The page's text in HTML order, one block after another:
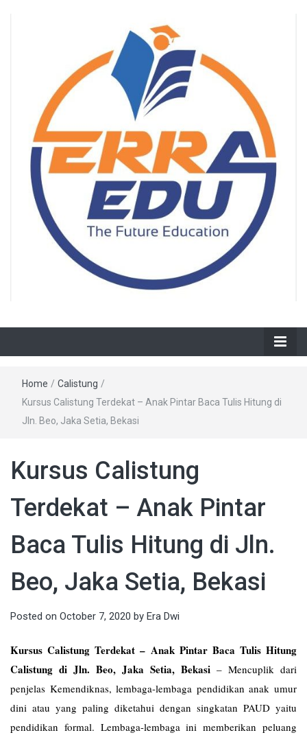
Home / Calistung /
Kursus Calistung Terdekat – Anak Pintar Baca Tulis Hitung di
Jln. Beo, Jaka Setia, Bekasi
Kursus Calistung
Terdekat – Anak Pintar
Baca Tulis Hitung di Jln.
Beo, Jaka Setia, Bekasi
Posted on October 7, 2020 by Era Dwi
Kursus Calistung Terdekat – Anak Pintar Baca Tulis Hitung
Calistung di Jln. Beo, Jaka Setia, Bekasi – Mencuplik dari
penjelas Kemendiknas, lembaga-lembaga pendidikan anak umur
dini atau yang paling diketahui dengan singkatan PAUD yaitu
pendidikan formal. Lembaga-lembaga ini memberikan peluang